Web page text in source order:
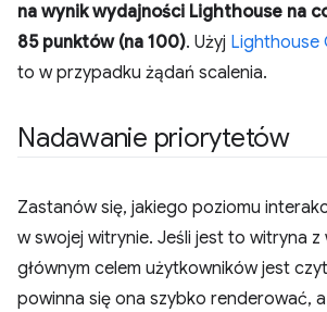
na wynik wydajności Lighthouse na
85 punktów (na 100). Użyj Lighthouse
to w przypadku żądań scalenia.
Nadawanie priorytetów
Zastanów się, jakiego poziomu
w swojej witrynie. Jeśli jest to witryna z
głównym celem użytkowników jest
powinna się ona szybko renderować,